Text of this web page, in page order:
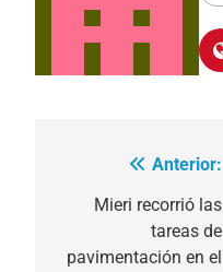
Navegación
entradas
Anterior:
Mieri recorrió las
tareas de
pavimentación en el